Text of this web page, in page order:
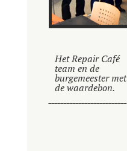
Het Repair Café
team en de
burgemeester met
de waardebon.